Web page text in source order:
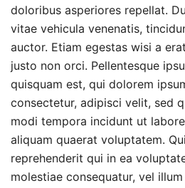
doloribus asperiores repellat.
vitae vehicula venenatis,
auctor. Etiam egestas wisi a
justo non orci. Pellentesque
quisquam est, qui dolorem
consectetur, adipisci velit, sed
modi tempora incidunt ut
aliquam quaerat voluptatem.
reprehenderit qui in ea
molestiae consequatur, vel